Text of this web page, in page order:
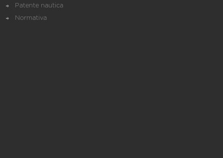
Patente nautica
Normativa